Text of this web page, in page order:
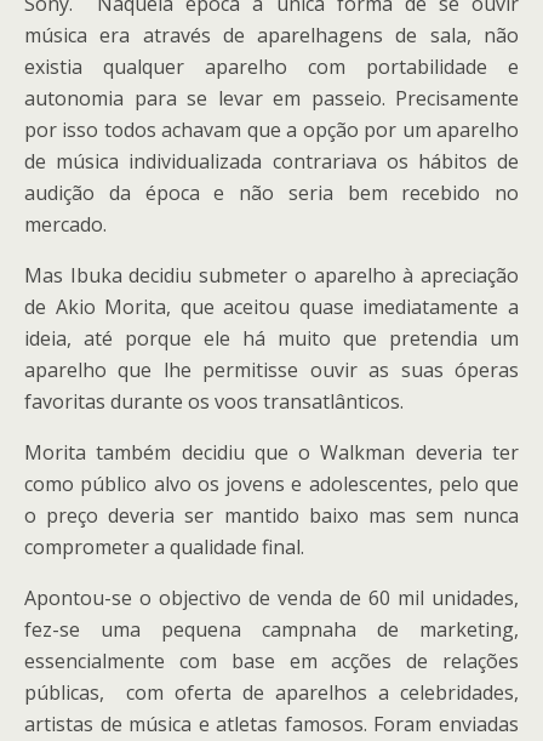
música era através de aparelhagens de sala, não
existia qualquer aparelho com portabilidade e
autonomia para se levar em passeio. Precisamente
por isso todos achavam que a opção por um aparelho
de música individualizada contrariava os hábitos de
audição da época e não seria bem recebido no
mercado.
Mas Ibuka decidiu submeter o aparelho à apreciação
de Akio Morita, que aceitou quase imediatamente a
ideia, até porque ele há muito que pretendia um
aparelho que lhe permitisse ouvir as suas óperas
favoritas durante os voos transatlânticos.
Morita também decidiu que o Walkman deveria ter
como público alvo os jovens e adolescentes, pelo que
o preço deveria ser mantido baixo mas sem nunca
comprometer a qualidade final.
Apontou-se o objectivo de venda de 60 mil unidades,
fez-se uma pequena campnaha de marketing,
essencialmente com base em acções de relações
públicas, com oferta de aparelhos a celebridades,
artistas de música e atletas famosos. Foram enviadas